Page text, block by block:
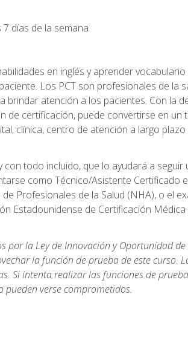
días de la semana
en inglés y aprender
Los PCT son profesionales de la
atención a los pacientes. Con la
de certificación, puede convertirse en un
clínica, centro de atención a largo
todo incluido, que lo ayudará a seguir
como Técnico/Asistente Certificado
Profesionales de la Salud (NHA), o el
Estadounidense de Certificación Médica
por la Ley de Innovación y Oportunidad
la función de prueba de este curso.
Si intenta realizar las funciones de
verse comprometidos.